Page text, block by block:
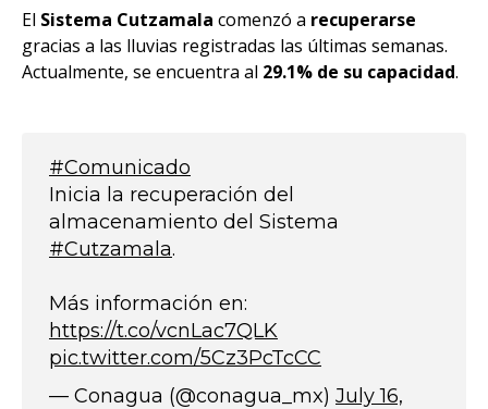
El Sistema Cutzamala comenzó a recuperarse
gracias a las lluvias registradas las últimas semanas.
Actualmente, se encuentra al 29.1% de su capacidad.
#Comunicado
Inicia la recuperación del
almacenamiento del Sistema
#Cutzamala.
Más información en:
https://t.co/vcnLac7QLK
pic.twitter.com/5Cz3PcTcCC
— Conagua (@conagua_mx) July 16,